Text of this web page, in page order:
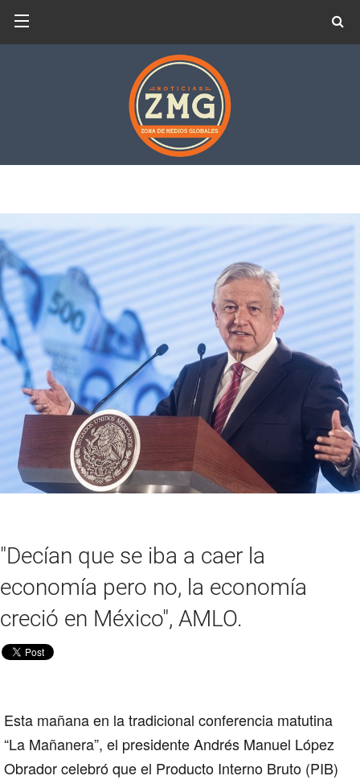
"Decían que se iba a caer la
economía pero no, la economía
creció en México", AMLO.
Esta mañana en la tradicional conferencia matutina
“La Mañanera”, el presidenteAndrés Manuel López
Obradorcelebró que el Producto Interno Bruto (PIB)